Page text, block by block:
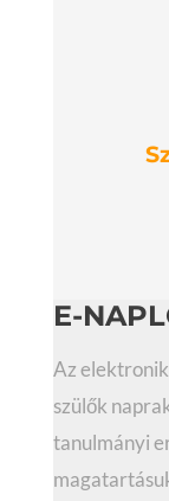
E-
Az
szülők
tanulmányi